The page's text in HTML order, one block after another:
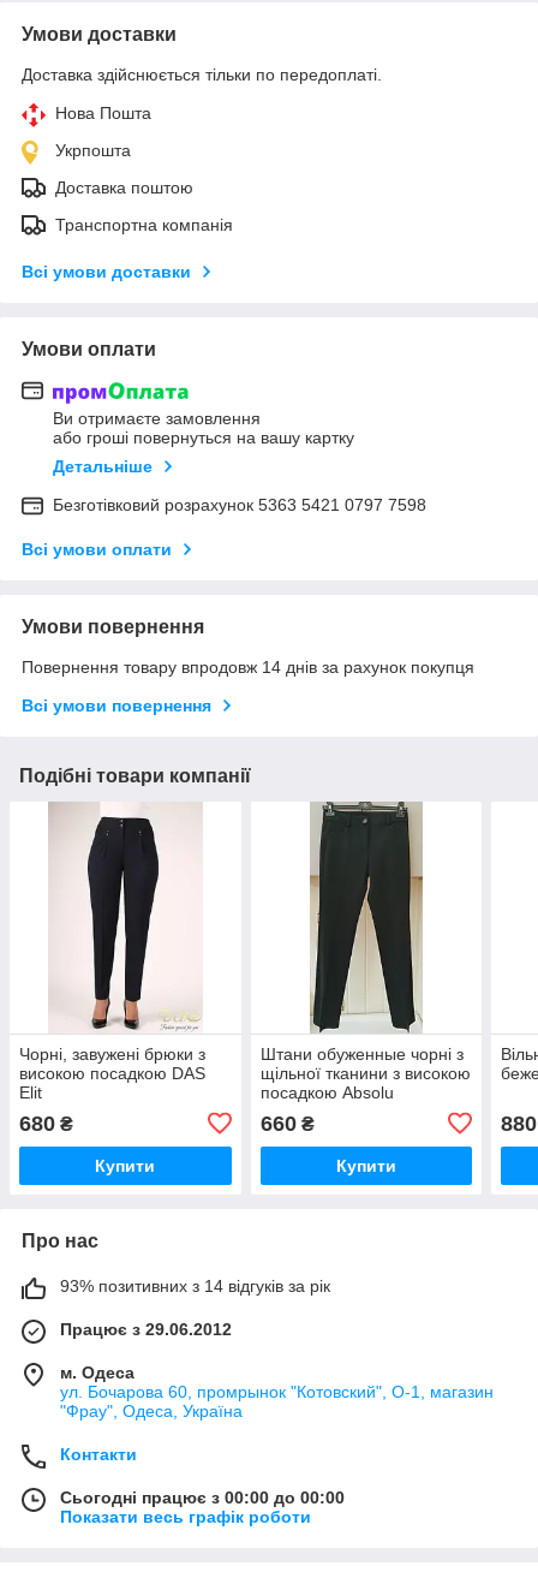
Умови доставки
Доставка здійснюється тільки по передоплаті.
Нова Пошта
Укрпошта
Доставка поштою
Транспортна компанія
Всі умови доставки
Умови оплати
Ви отримаєте замовлення
або гроші повернуться на вашу картку
Детальніше
Безготівковий розрахунок 5363 5421 0797 7598
Всі умови оплати
Умови повернення
Повернення товару впродовж 14 днів за рахунок покупця
Всі умови повернення
Подібні товари компанії
Чорні, завужені брюки з
високою посадкою DAS
Elit
680 ₴
Купити
Штани обуженные чорні з
щільної тканини з високою
посадкою Absolu
660₴
Купити
880
Про нас
93% позитивних з 14 відгуків за рік
Працює з 29.06.2012
м. Одеса
ул. Бочарова 60, промрынок "Котовский", О-1, магазин
"Фрау", Одеса, Україна
Контакти
Сьогодні працює з 00:00 до 00:00
Показати весь графік роботи